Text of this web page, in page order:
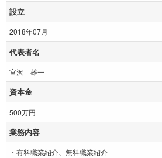
設立
2018年07月
代表者名
宮沢 雄一
資本金
500万円
業務内容
・有料職業紹介、無料職業紹介